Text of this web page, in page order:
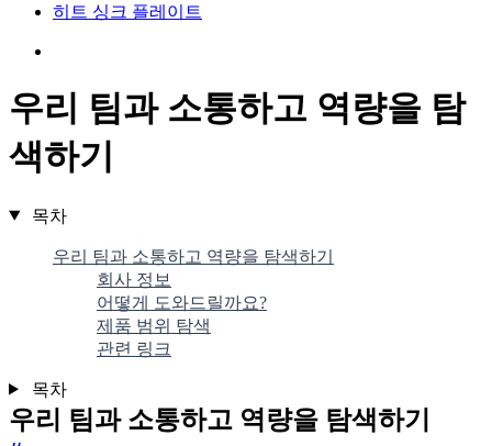
히트 싱크 플레이트
우리 팀과 소통하고 역량을 탐
색하기
목차
우리 팀과 소통하고 역량을 탐색하기
회사 정보
어떻게 도와드릴까요?
제품 범위 탐색
관련 링크
목차
우리 팀과 소통하고 역량을 탐색하기